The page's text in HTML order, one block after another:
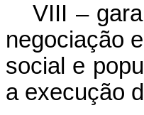
VIII –
negociação
social e
a execução